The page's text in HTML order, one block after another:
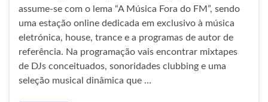
assume-se com o lema “A Música Fora do FM”, sendo
uma estação online dedicada em exclusivo à música
eletrónica, house, trance e a programas de autor de
referência. Na programação vais encontrar mixtapes
de DJs conceituados, sonoridades clubbing e uma
seleção musical dinâmica que …